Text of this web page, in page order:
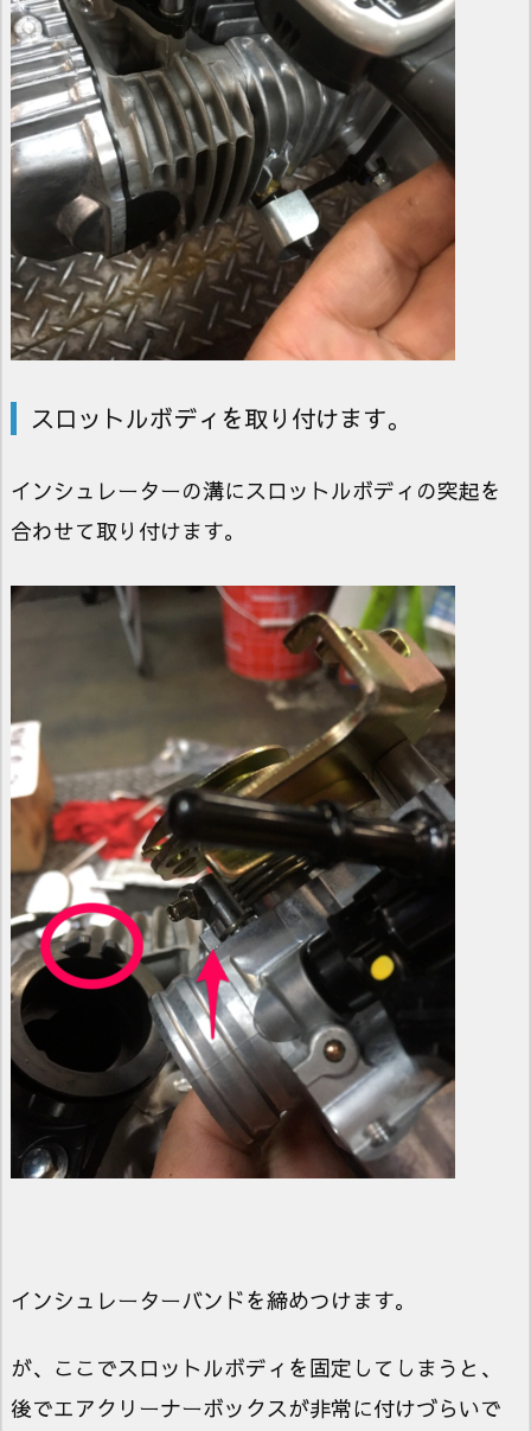
スロットルボディを取り付けます。
インシュレーターの溝にスロットルボディの突起を
合わせて取り付けます。
インシュレーターバンドを締めつけます。
が、ここでスロットルボディを固定してしまうと、
後でエアクリーナーボックスが非常に付けづらいで